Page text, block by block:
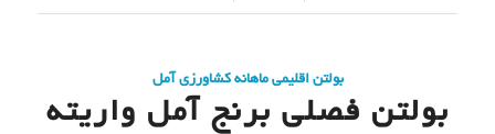
بولتن اقلیمی ماهانه کشاورزی آمل
بولتن فصلی برنج آمل واریته